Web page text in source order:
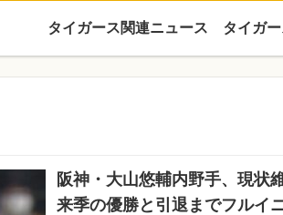
タイガース関連ニュース タイガ
阪神・大山悠輔内野手、現状
来季の優勝と引退までフルイ